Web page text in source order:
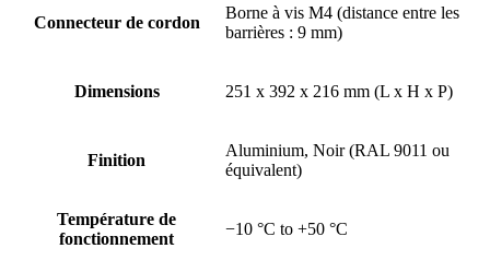
Connecteur de cordon
Borne à vis M4 (distance entre les
barrières : 9 mm)
Dimensions 251 x 392 x 216 mm (L x H x P)
Finition
Aluminium, Noir (RAL 9011 ou
équivalent)
Température de
fonctionnement
−10 °C to +50 °C